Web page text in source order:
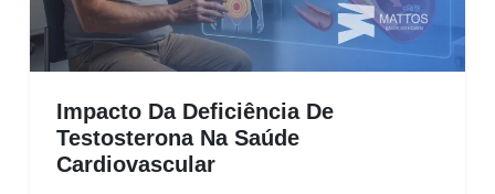
Impacto Da Deficiência De
Testosterona Na Saúde
Cardiovascular